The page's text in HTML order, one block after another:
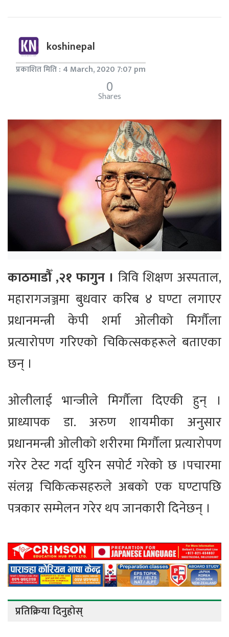
koshinepal
प्रकाशित मिति : 4 March, 2020 7:07 pm
0
Shares
काठमाडौँ ,२१ फागुन । त्रिवि शिक्षण अस्पताल,
महारागजञ्जमा बुधवार करिब ४ घण्टा लगाएर
प्रधानमन्त्री केपी शर्मा ओलीको मिर्गौला
प्रत्यारोपण गरिएको चिकित्सकहरूले बताएका
छन् ।
ओलीलाई भान्जीले मिर्गौला दिएकी हुन् ।
प्राध्यापक डा. अरुण शायमीका अनुसार
प्रधानमन्त्री ओलीको शरीरमा मिर्गौला प्रत्यारोपण
गरेर टेस्ट गर्दा युरिन सपोर्ट गरेको छ ।पचारमा
संलग्न चिकित्कसहरुले अबको एक घण्टापछि
पत्रकार सम्मेलन गरेर थप जानकारी दिनेछन् ।
प्रतिक्रिया दिनुहोस्